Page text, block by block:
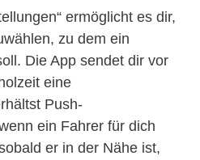
ermöglicht es dir,
zu dem ein
Die App sendet dir vor
eine
Push-
ein Fahrer für dich
er in der Nähe ist,